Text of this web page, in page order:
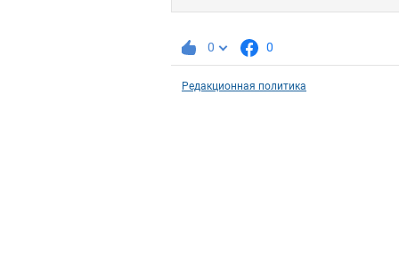
0 0
Редакционная политика